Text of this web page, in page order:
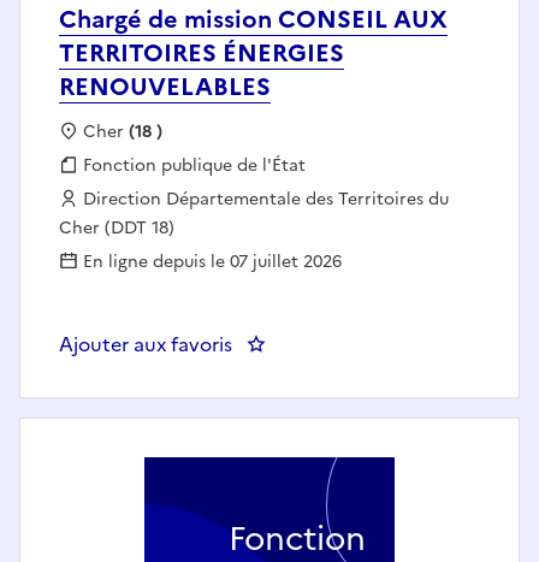
Chargé de mission CONSEIL AUX
TERRITOIRES ÉNERGIES
RENOUVELABLES
Localisation :
Cher (18 )
Fonction publique :
Fonction publique de l'État
Employeur :
Direction Départementale des Territoires du
Cher (DDT 18)
En ligne depuis le 07 juillet 2026
Ajouter aux favoris : Chargé de mission CONSEIL
Fonction